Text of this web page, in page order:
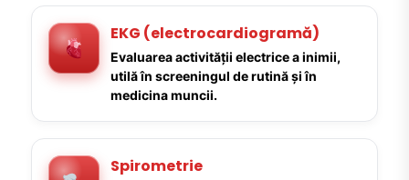
EKG (electrocardiogramă)
Evaluarea activității electrice a inimii,
utilă în screeningul de rutină și în
medicina muncii.
Spirometrie